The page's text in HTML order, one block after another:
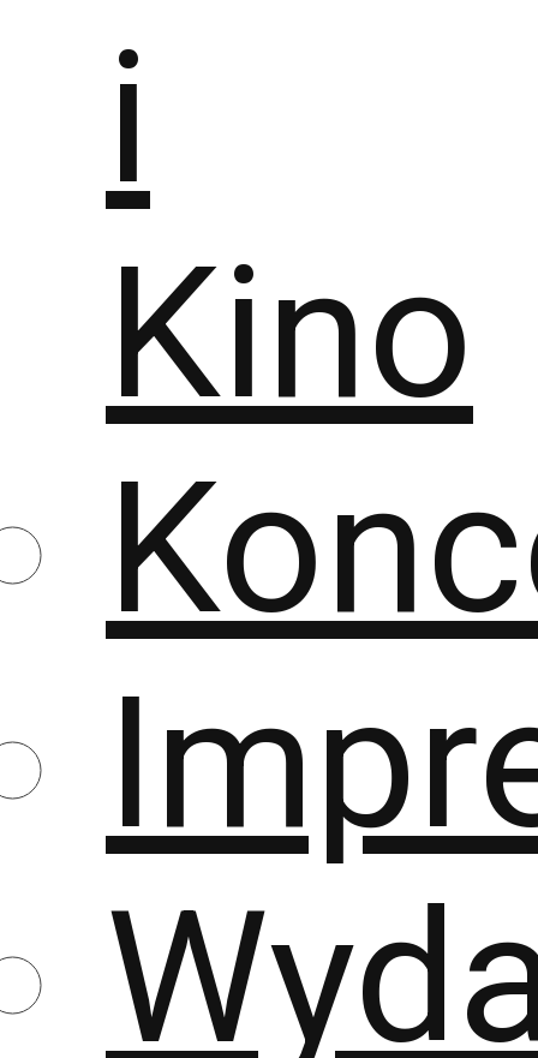
i
Kino